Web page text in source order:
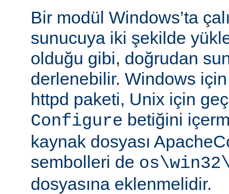
Bir modül Windows’ta
sunucuya iki şekilde
olduğu gibi, doğrudan
derlenebilir. Windows
httpd paketi, Unix için
Configure betiğini
kaynak dosyası
sembolleri de
dosyasına eklenmelidir.